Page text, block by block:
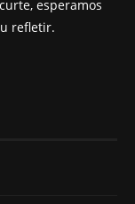
esperamos
refletir.